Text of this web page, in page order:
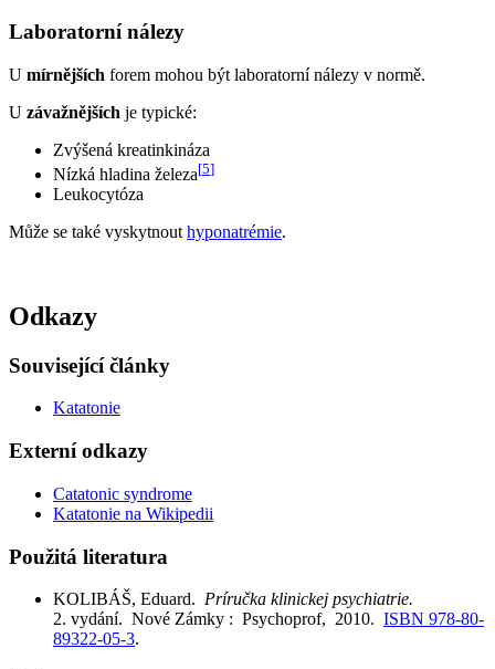
Laboratorní nálezy
U mírnějších forem mohou být laboratorní nálezy v normě.
U závažnějších je typické:
Zvýšená kreatinkináza
Nízká hladina železa[5]
Leukocytóza
Může se také vyskytnout hyponatrémie.
Odkazy
Související články
Katatonie
Externí odkazy
Catatonic syndrome
Katatonie na Wikipedii
Použitá literatura
KOLIBÁŠ, Eduard. Príručka klinickej psychiatrie.
2. vydání. Nové Zámky : Psychoprof, 2010. ISBN 978-80-
89322-05-3.